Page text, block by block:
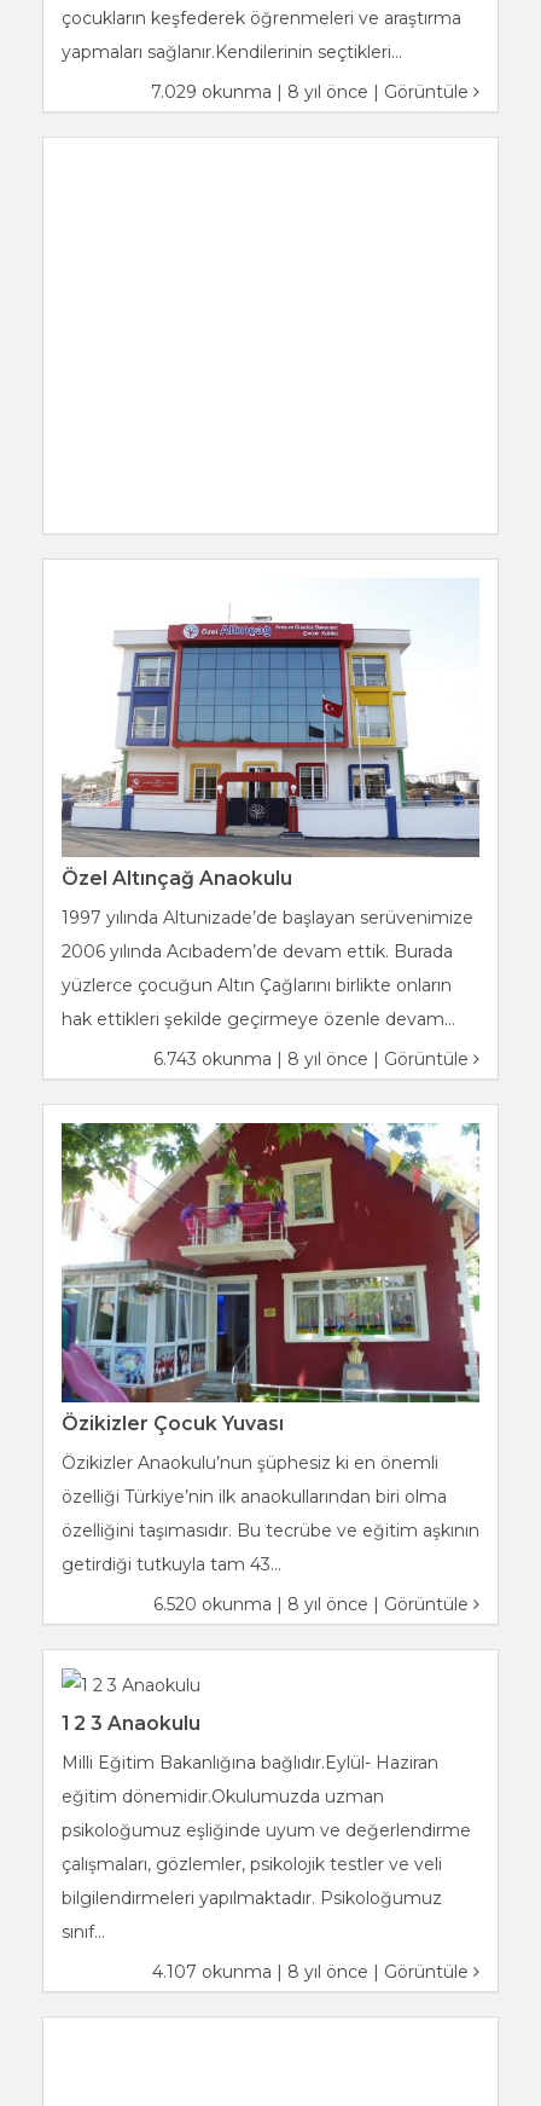
çocukların keşfederek öğrenmeleri ve araştırma
yapmaları sağlanır.Kendilerinin seçtikleri...
7.029 okunma | 8 yıl önce | Görüntüle
Özel Altınçağ Anaokulu
1997 yılında Altunizade’de başlayan serüvenimize
2006 yılında Acıbadem’de devam ettik. Burada
yüzlerce çocuğun Altın Çağlarını birlikte onların
hak ettikleri şekilde geçirmeye özenle devam...
6.743 okunma | 8 yıl önce | Görüntüle
Özikizler Çocuk Yuvası
Özikizler Anaokulu’nun şüphesiz ki en önemli
özelliği Türkiye’nin ilk anaokullarından biri olma
özelliğini taşımasıdır. Bu tecrübe ve eğitim aşkının
getirdiği tutkuyla tam 43...
6.520 okunma | 8 yıl önce | Görüntüle
1 2 3 Anaokulu
Milli Eğitim Bakanlığına bağlıdır.Eylül- Haziran
eğitim dönemidir.Okulumuzda uzman
psikoloğumuz eşliğinde uyum ve değerlendirme
çalışmaları, gözlemler, psikolojik testler ve veli
bilgilendirmeleri yapılmaktadır. Psikoloğumuz
sınıf...
4.107 okunma | 8 yıl önce | Görüntüle